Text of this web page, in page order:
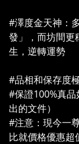
#澤度金天神：
發」，而坊間更
生，逆轉運勢
#品相和保存度
#保證100%真
出的文件）
#注意：現今一
比就價格優惠超